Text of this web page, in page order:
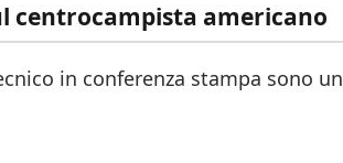
centrocampista americano
in conferenza stampa sono un